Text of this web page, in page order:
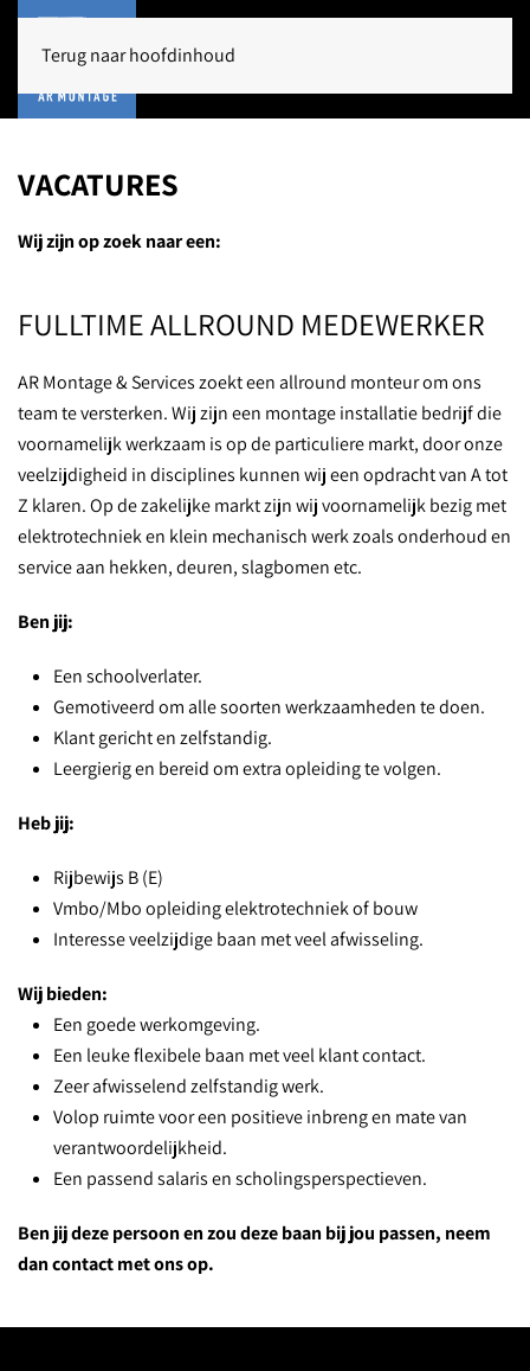
Terug naar hoofdinhoud
VACATURES
Wij zijn op zoek naar een:
FULLTIME ALLROUND MEDEWERKER
AR Montage & Services zoekt een allround monteur om ons
team te versterken. Wij zijn een montage installatie bedrijf die
voornamelijk werkzaam is op de particuliere markt, door onze
veelzijdigheid in disciplines kunnen wij een opdracht van A tot
Z klaren. Op de zakelijke markt zijn wij voornamelijk bezig met
elektrotechniek en klein mechanisch werk zoals onderhoud en
service aan hekken, deuren, slagbomen etc.
Ben jij:
Een schoolverlater.
Gemotiveerd om alle soorten werkzaamheden te doen.
Klant gericht en zelfstandig.
Leergierig en bereid om extra opleiding te volgen.
Heb jij:
Rijbewijs B (E)
Vmbo/Mbo opleiding elektrotechniek of bouw
Interesse veelzijdige baan met veel afwisseling.
Wij bieden:
Een goede werkomgeving.
Een leuke flexibele baan met veel klant contact.
Zeer afwisselend zelfstandig werk.
Volop ruimte voor een positieve inbreng en mate van
verantwoordelijkheid.
Een passend salaris en scholingsperspectieven.
Ben jij deze persoon en zou deze baan bij jou passen, neem
dan contact met ons op.